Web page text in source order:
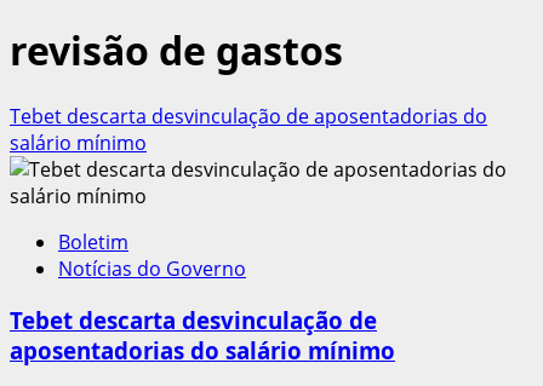
revisão de gastos
Tebet descarta desvinculação de aposentadorias do
salário mínimo
Boletim
Notícias do Governo
Tebet descarta desvinculação de
aposentadorias do salário mínimo